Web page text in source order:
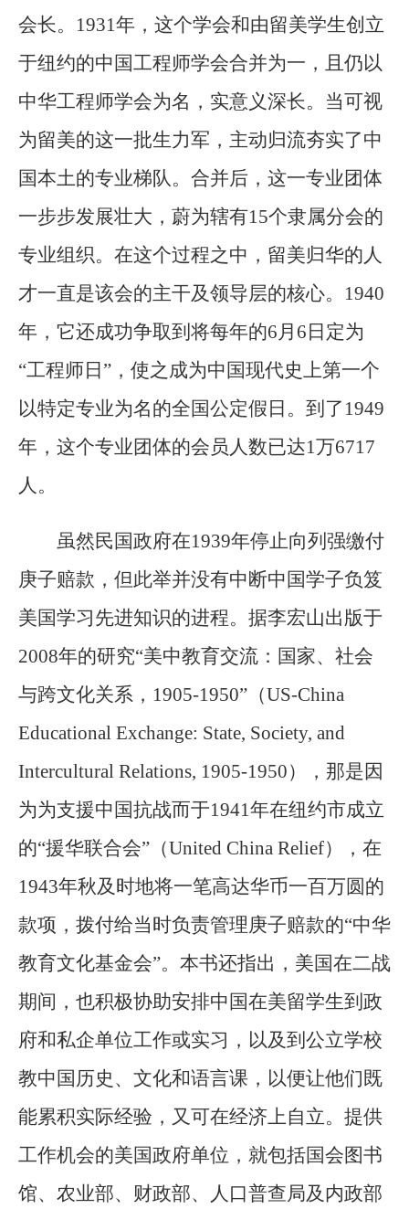
会长。1931年，这个学会和由留美学生创立
于纽约的中国工程师学会合并为一，且仍以
中华工程师学会为名，实意义深长。当可视
为留美的这一批生力军，主动归流夯实了中
国本土的专业梯队。合并后，这一专业团体
一步步发展壮大，蔚为辖有15个隶属分会的
专业组织。在这个过程之中，留美归华的人
才一直是该会的主干及领导层的核心。1940
年，它还成功争取到将每年的6月6日定为
“工程师日”，使之成为中国现代史上第一个
以特定专业为名的全国公定假日。到了1949
年，这个专业团体的会员人数已达1万6717
人。
虽然民国政府在1939年停止向列强缴付
庚子赔款，但此举并没有中断中国学子负笈
美国学习先进知识的进程。据李宏山出版于
2008年的研究“美中教育交流：国家、社会
与跨文化关系，1905-1950”（US-China
Educational Exchange: State, Society, and
Intercultural Relations, 1905-1950），那是因
为为支援中国抗战而于1941年在纽约市成立
的“援华联合会”（United China Relief），在
1943年秋及时地将一笔高达华币一百万圆的
款项，拨付给当时负责管理庚子赔款的“中华
教育文化基金会”。本书还指出，美国在二战
期间，也积极协助安排中国在美留学生到政
府和私企单位工作或实习，以及到公立学校
教中国历史、文化和语言课，以便让他们既
能累积实际经验，又可在经济上自立。提供
工作机会的美国政府单位，就包括国会图书
馆、农业部、财政部、人口普查局及内政部